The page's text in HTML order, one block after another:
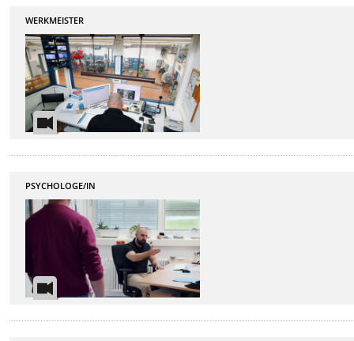
WERKMEISTER
PSYCHOLOGE/IN